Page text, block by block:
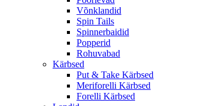
Võnklandid
Spin Tails
Spinnerbaidid
Popperid
Rohuvabad
Kärbsed
Put & Take Kärbsed
Meriforelli Kärbsed
Forelli Kärbsed